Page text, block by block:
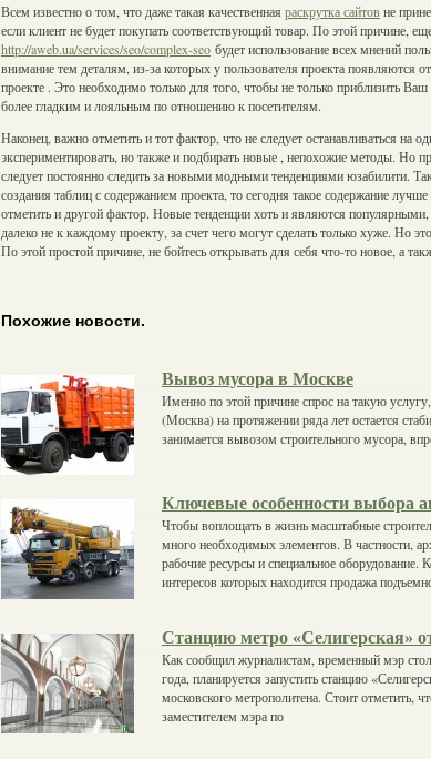
Всем известно о том, что даже такая качественная раскрутка сайтовне
если клиент не будет покупать соответствующий товар. По этой причине,
http://aweb.ua/services/seo/complex-seo будет использование всех мнений
внимание тем деталям, из-за которых у пользователя проекта появляются
проекте . Это необходимо только для того, чтобы не только приблизить
более гладким и лояльным по отношению к посетителям.
Наконец, важно отметить и тот фактор, что не следует останавливаться на
экспериментировать, но также и подбирать новые , непохожие методы. Но
следует постоянно следить за новыми модными тенденциями юзабилити.
создания таблиц с содержанием проекта, то сегодня такое содержание
отметить и другой фактор. Новые тенденции хоть и являются
далеко не к каждому проекту, за счет чего могут сделать только хуже. Но
По этой простой причине, не бойтесь открывать для себя что-то новое, а
Похожие новости.
Вывоз мусора в Москве
Именно по этой причине спрос на такую
(Москва) на протяжении ряда лет остается
занимается вывозом строительного мусора,
Ключевые особенности выбора
Чтобы воплощать в жизнь масштабные
много необходимых элементов. В частности,
рабочие ресурсы и специальное
интересов которых находится продажа
Станцию метро «Селигерская»
Как сообщил журналистам, временный мэр
года, планируется запустить станцию
московского метрополитена. Стоит отметить,
заместителем мэра по